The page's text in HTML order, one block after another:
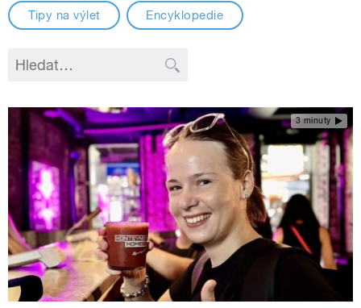
Tipy na výlet Encyklopedie
3 minuty